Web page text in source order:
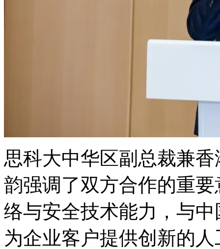
思科大中华区副总裁兼香
韵强调了双方合作的重要
络与安全技术能力，与
为企业客户提供创新的人